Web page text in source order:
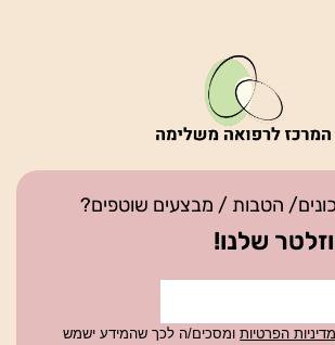
הטבות / מבצעים שוטפים?
שלנו!
מדיניות הפרטיותומסכים/ה לכך שהמידע ישמש